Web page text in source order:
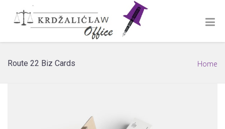
Route 22 Biz Cards Home